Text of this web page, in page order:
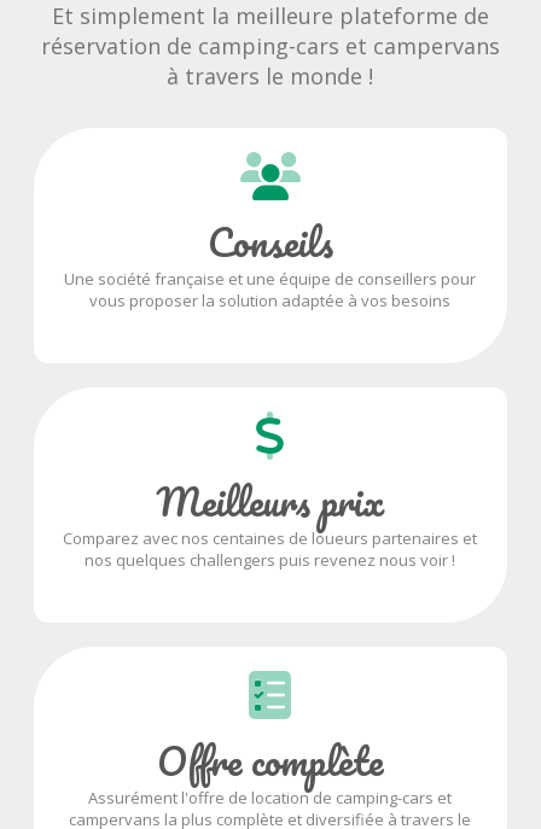
Et simplement la meilleure plateforme de
réservation de camping-cars et campervans
à travers le monde !
Conseils
Une société française et une équipe de conseillers pour
vous proposer la solution adaptée à vos besoins
Meilleurs prix
Comparez avec nos centaines de loueurs partenaires et
nos quelques challengers puis revenez nous voir !
Offre complète
Assurément l'offre de location de camping-cars et
campervans la plus complète et diversifiée à travers le